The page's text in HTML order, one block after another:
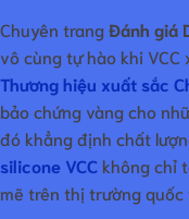
Chuyên trangĐánh giá
vô cùng tự hào khi
Thương hiệu xuất sắc
bảo chứng vàng cho
đó khẳng định chất
silicone VCC không chỉ
mẽ trên thị trường quốc